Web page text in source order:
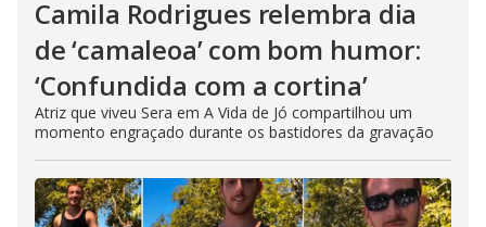
Camila Rodrigues relembra dia
de ‘camaleoa’ com bom humor:
‘Confundida com a cortina’
Atriz que viveu Sera em A Vida de Jó compartilhou um
momento engraçado durante os bastidores da gravação